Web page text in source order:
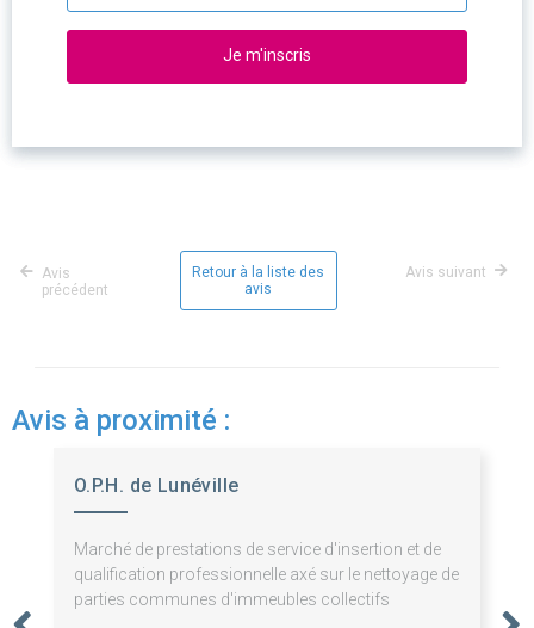
Je m'inscris
Avis
précédent
Retour à la liste des
avis
Avis suivant
Avis à proximité :
O.P.H. de Lunéville
Marché de prestations de service d'insertion et de
qualification professionnelle axé sur le nettoyage de
parties communes d'immeubles collectifs